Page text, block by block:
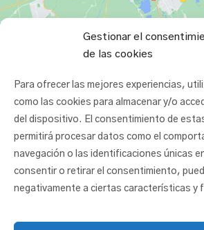
Gestionar el
de las cookies
Para ofrecer las mejores experiencias,
como las cookies para almacenar y/o
del dispositivo. El consentimiento de
permitirá procesar datos como el
navegación o las identificaciones únicas
consentir o retirar el consentimiento,
negativamente a ciertas características y